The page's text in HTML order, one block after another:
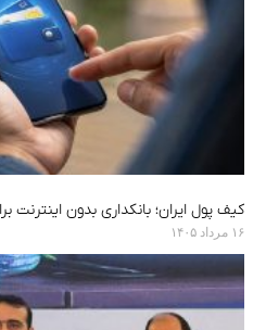
کیف پول ایران؛ بانکداری بدون اینترنت برای ۹۰ میلیون
۱۶ مرداد ۱۴۰۵